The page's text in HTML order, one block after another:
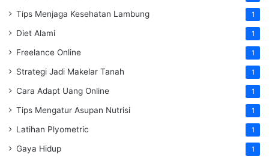
Tips Menjaga Kesehatan Lambung 1
Diet Alami 1
Freelance Online 1
Strategi Jadi Makelar Tanah 1
Cara Adapt Uang Online 1
Tips Mengatur Asupan Nutrisi 1
Latihan Plyometric 1
Gaya Hidup 1